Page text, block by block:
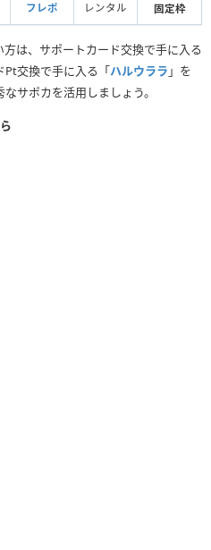
フレポ レンタル 固定枠
は、サポートカード交換で手に入る
Pt交換で手に入る「ハルウララ 」を
サポカを活用しましょう。